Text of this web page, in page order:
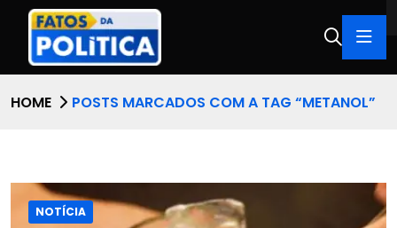
HOME POSTS MARCADOS COM A TAG “METANOL”
NOTÍCIA